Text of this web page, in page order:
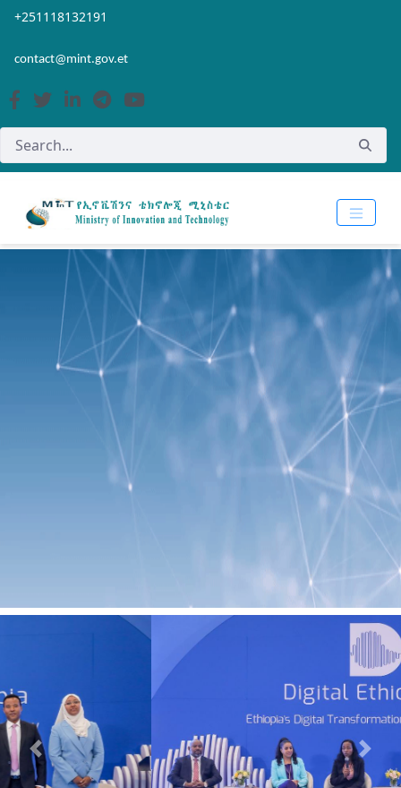
Skip to Main Content
Open Accessibility Menu
+251118132191
contact@mint.gov.et
Previous Next